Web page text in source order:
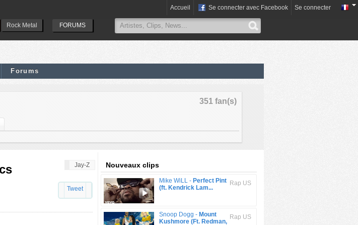
Rock Metal FORUMS
Accueil Se connecter avec Facebook Se connecter
Forums
351 fan(s)
Jay-Z
Tweet
Nouveaux clips
Rap US
Mike WiLL - Perfect Pint
(ft. Kendrick Lam...
Rap US
Snoop Dogg - Mount
Kushmore (Ft. Redman,